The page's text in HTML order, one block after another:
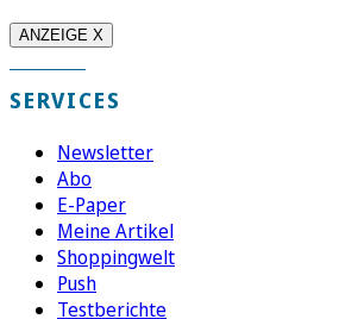
ANZEIGE X
SERVICES
Newsletter
Abo
E-Paper
Meine Artikel
Shoppingwelt
Push
Testberichte